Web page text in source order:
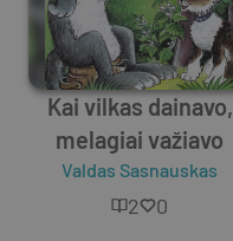
Kai vilkas dainavo,
melagiai važiavo
Valdas Sasnauskas
2 0